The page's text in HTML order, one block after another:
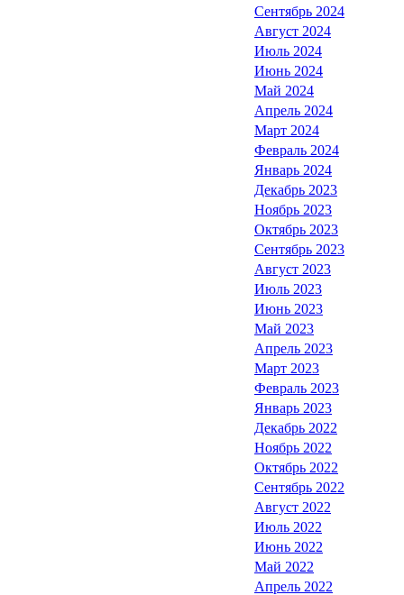
Сентябрь 2024
Август 2024
Июль 2024
Июнь 2024
Май 2024
Апрель 2024
Март 2024
Февраль 2024
Январь 2024
Декабрь 2023
Ноябрь 2023
Октябрь 2023
Сентябрь 2023
Август 2023
Июль 2023
Июнь 2023
Май 2023
Апрель 2023
Март 2023
Февраль 2023
Январь 2023
Декабрь 2022
Ноябрь 2022
Октябрь 2022
Сентябрь 2022
Август 2022
Июль 2022
Июнь 2022
Май 2022
Апрель 2022